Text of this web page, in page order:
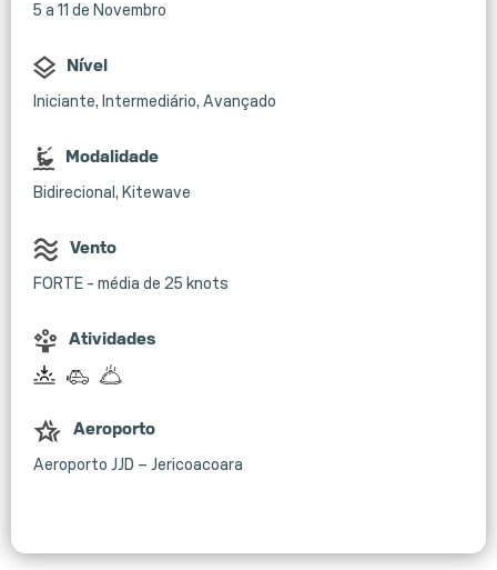
5 a 11 de Novembro
Nível
Iniciante, Intermediário, Avançado
Modalidade
Bidirecional, Kitewave
Vento
FORTE - média de 25 knots
Atividades
Aeroporto
Aeroporto JJD – Jericoacoara